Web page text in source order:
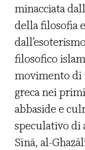
minacciata
della filosofia
filosofico
movimento di
greca nei
abbaside e
speculativo di
Sīnā, al-